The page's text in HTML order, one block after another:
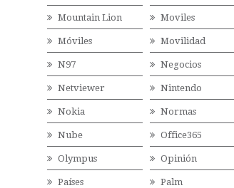
Mountain Lion Moviles
Móviles Movilidad
N97 Negocios
Netviewer Nintendo
Nokia Normas
Nube Office365
Olympus Opinión
Países Palm